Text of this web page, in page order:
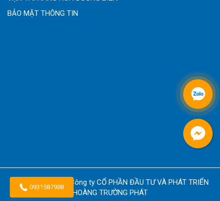
0931587988
BẢO MẬT THÔNG TIN
Copyright © 2026
Công ty CỔ PHẦN ĐẦU TƯ VÀ PHÁT TRIỂN
HOÀNG TRƯỜNG PHÁT